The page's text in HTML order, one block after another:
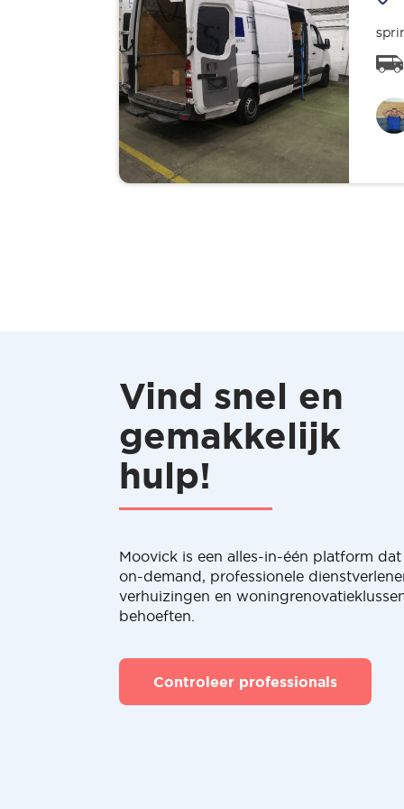
Vind snel en
gemakkelijk
hulp!
Moovick is een alles-in-één platform
on-demand, professionele
verhuizingen en
behoeften.
Controleer professionals